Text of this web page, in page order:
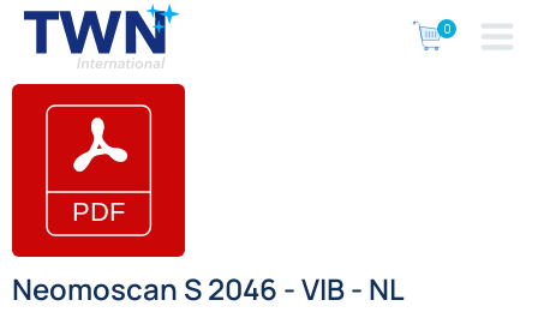
Neomoscan S 2046 - VIB - NL